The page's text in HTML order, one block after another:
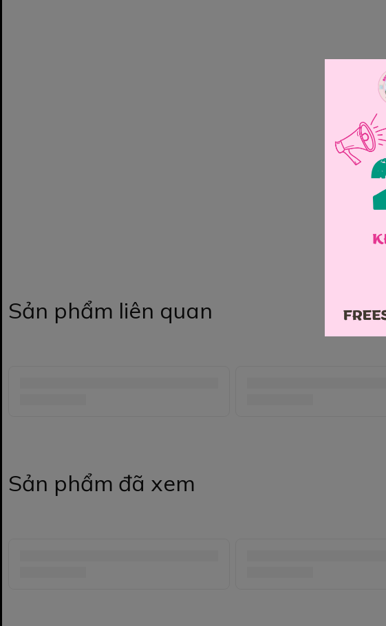
Sản phẩm liên quan
Sản phẩm đã xem